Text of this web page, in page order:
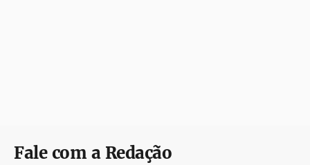
Fale com a Redação